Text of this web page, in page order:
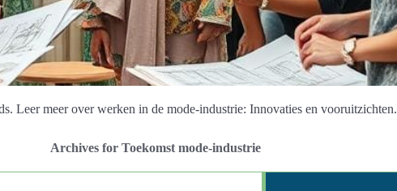
Leer meer over werken in de mode-industrie: Innovaties en vooruitzichten.
Archives for Toekomst mode-industrie